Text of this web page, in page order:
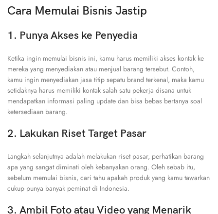
Cara Memulai Bisnis Jastip
1. Punya Akses ke Penyedia
Ketika ingin memulai bisnis ini, kamu harus memiliki akses kontak ke
mereka yang menyediakan atau menjual barang tersebut. Contoh,
kamu ingin menyediakan jasa titip sepatu brand terkenal, maka kamu
setidaknya harus memiliki kontak salah satu pekerja disana untuk
mendapatkan informasi paling update dan bisa bebas bertanya soal
ketersediaan barang.
2. Lakukan Riset Target Pasar
Langkah selanjutnya adalah melakukan riset pasar, perhatikan barang
apa yang sangat diminati oleh kebanyakan orang. Oleh sebab itu,
sebelum memulai bisnis, cari tahu apakah produk yang kamu tawarkan
cukup punya banyak peminat di Indonesia.
3. Ambil Foto atau Video yang Menarik